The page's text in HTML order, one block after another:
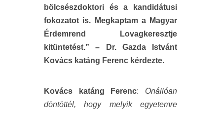
bölcsészdoktori és a kandidátusi
fokozatot is. Megkaptam a Magyar
Érdemrend Lovagkeresztje
kitüntetést.” – Dr. Gazda Istvánt
Kovács katáng Ferenc kérdezte.
Kovács katáng Ferenc: Önállóan
döntöttél, hogy melyik egyetemre